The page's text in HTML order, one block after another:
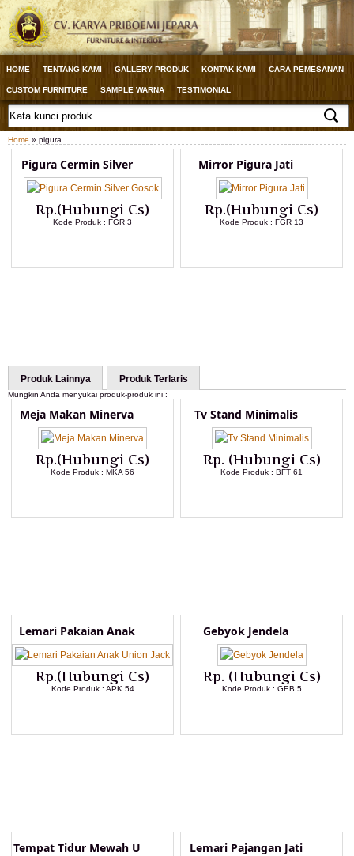
HOME TENTANG KAMI GALLERY PRODUK KONTAK KAMI CARA PEMESANAN
CUSTOM FURNITURE SAMPLE WARNA TESTIMONIAL
Home » pigura
Pigura Cermin Silver
Rp.(Hubungi Cs)
Kode Produk : FGR 3
Mirror Pigura Jati
Rp.(Hubungi Cs)
Kode Produk : FGR 13
Produk Lainnya Produk Terlaris
Mungkin Anda menyukai produk-produk ini :
Meja Makan Minerva
Rp.(Hubungi Cs)
Kode Produk : MKA 56
Tv Stand Minimalis
Rp. (Hubungi Cs)
Kode Produk : BFT 61
Lemari Pakaian Anak
Rp.(Hubungi Cs)
Kode Produk : APK 54
Gebyok Jendela
Rp. (Hubungi Cs)
Kode Produk : GEB 5
Tempat Tidur Mewah U Lemari Pajangan Jati